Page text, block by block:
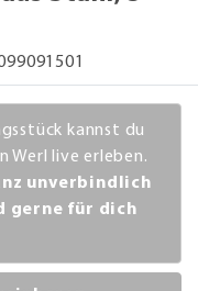
kannst du
Werl live erleben.
unverbindlich
gerne für dich